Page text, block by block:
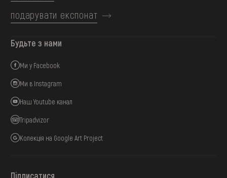
подарувати експонат
Будьте з нами
Ми у Facebook
Ми в Instagram
Наш Youtube канал
Tripadvizor
Колекція на Google Art Project
Підписатися